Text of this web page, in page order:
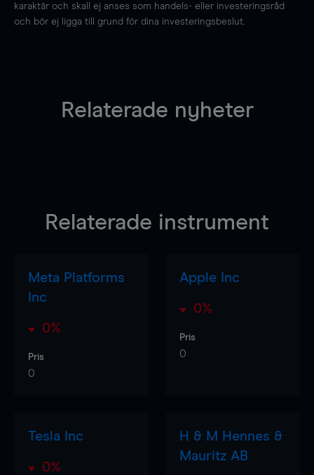
karaktär och skall ej anses som handels- eller investeringsråd
och bör ej ligga till grund för dina investeringsbeslut.
Relaterade nyheter
Relaterade instrument
Meta Platforms
Inc
0%
Pris
0
Apple Inc
0%
Pris
0
Tesla Inc
0%
H & M Hennes &
Mauritz AB